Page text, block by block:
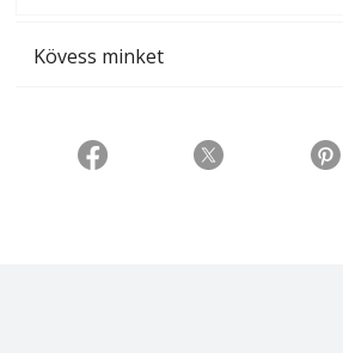
Kövess minket